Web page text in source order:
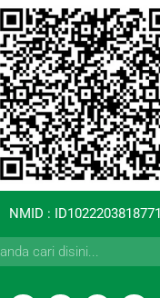
NMID : ID1022203818771